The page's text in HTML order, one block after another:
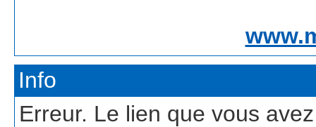
Info
Erreur. Le lien que vous